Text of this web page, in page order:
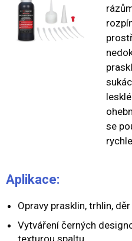
se
Aplikace:
Opravy prasklin, trhlin,
Vytváření černých
texturou spaltu